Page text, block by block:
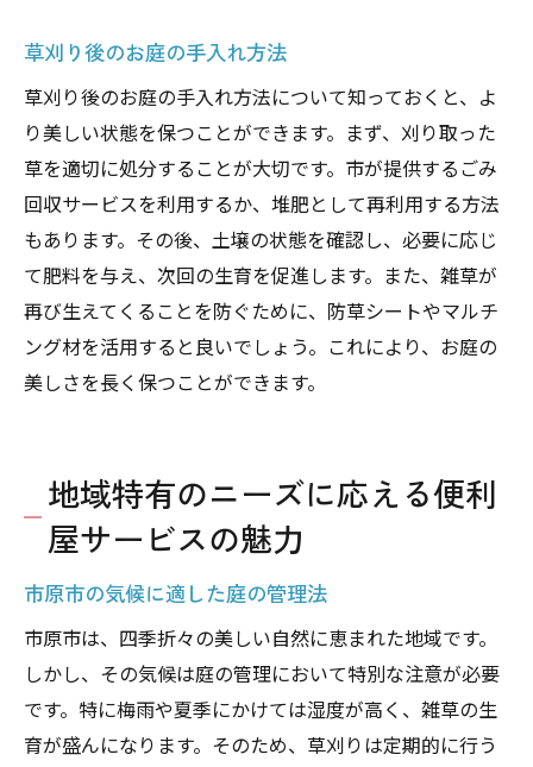
初心者でも安心の便利屋サービスの受け方
専門家によるアドバイスの活用法
市原市の自然に調和する庭づくりのヒント
草刈り後のお庭の手入れ方法
草刈り後のお庭の手入れ方法について知っておくと、よ
り美しい状態を保つことができます。まず、刈り取った
草を適切に処分することが大切です。市が提供するごみ
回収サービスを利用するか、堆肥として再利用する方法
もあります。その後、土壌の状態を確認し、必要に応じ
て肥料を与え、次回の生育を促進します。また、雑草が
再び生えてくることを防ぐために、防草シートやマルチ
ング材を活用すると良いでしょう。これにより、お庭の
美しさを長く保つことができます。
地域特有のニーズに応える便利
屋サービスの魅力
市原市の気候に適した庭の管理法
市原市は、四季折々の美しい自然に恵まれた地域です。
しかし、その気候は庭の管理において特別な注意が必要
です。特に梅雨や夏季にかけては湿度が高く、雑草の生
育が盛んになります。そのため、草刈りは定期的に行う